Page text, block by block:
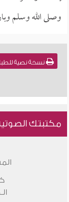
وصلى الله وسلم
مكتبتك